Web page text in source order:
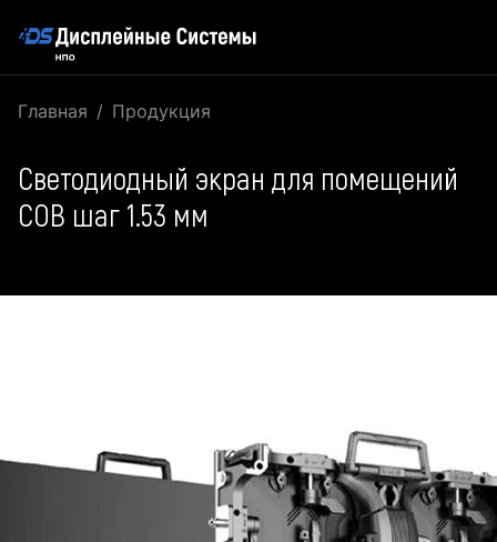
Главная Продукция
Светодиодный экран для помещений
COB шаг 1.53 мм